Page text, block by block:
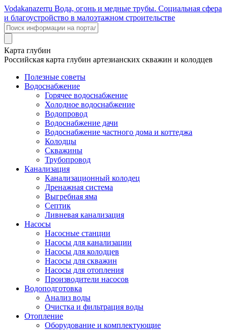
Vodakanazerru Вода, огонь и медные трубы. Социальная сфера
и благоустройство в малоэтажном строительстве
Карта глубин
Российская карта глубин артезианских скважин и колодцев
Полезные советы
Водоснабжение
Горячее водоснабжение
Холодное водоснабжение
Водопровод
Водоснабжение дачи
Водоснабжение частного дома и коттеджа
Колодцы
Скважины
Трубопровод
Канализация
Канализационный колодец
Дренажная система
Выгребная яма
Септик
Ливневая канализация
Насосы
Насосные станции
Насосы для канализации
Насосы для колодцев
Насосы для скважин
Насосы для отопления
Производители насосов
Водоподготовка
Анализ воды
Очистка и фильтрация воды
Отопление
Оборудование и комплектующие